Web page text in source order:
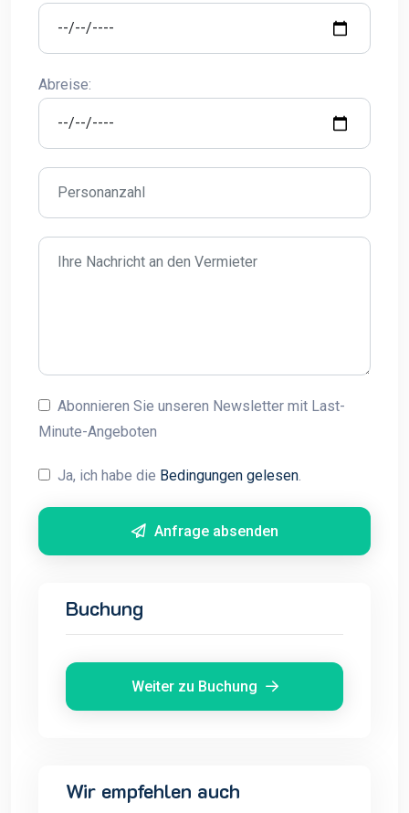
Abreise:
Abonnieren Sie unseren Newsletter mit Last-
Minute-Angeboten
Ja, ich habe die Bedingungen gelesen.
Anfrage absenden
Buchung
Weiter zu Buchung
Wir empfehlen auch